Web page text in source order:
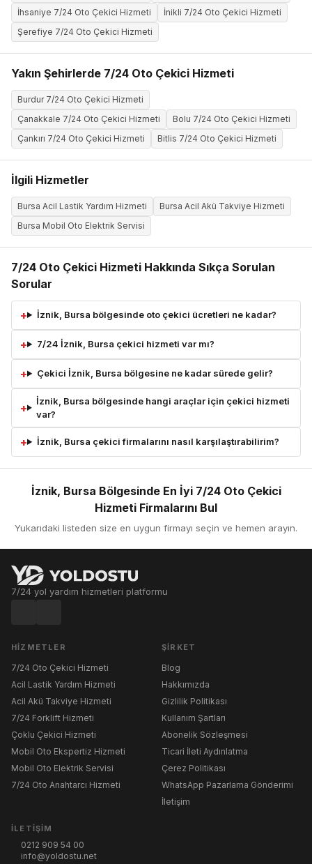
İhsaniye 7/24 Oto Çekici Hizmeti
İnikli 7/24 Oto Çekici Hizmeti
Şerefiye 7/24 Oto Çekici Hizmeti
Yakın Şehirlerde 7/24 Oto Çekici Hizmeti
Burdur 7/24 Oto Çekici Hizmeti
Çanakkale 7/24 Oto Çekici Hizmeti
Bolu 7/24 Oto Çekici Hizmeti
Çankırı 7/24 Oto Çekici Hizmeti
Bitlis 7/24 Oto Çekici Hizmeti
İlgili Hizmetler
Bursa Acil Lastik Yardım Hizmeti
Bursa Acil Akü Takviye Hizmeti
Bursa Mobil Oto Elektrik Servisi
7/24 Oto Çekici Hizmeti Hakkında Sıkça Sorulan
Sorular
İznik, Bursa bölgesinde oto çekici ücretleri ne kadar?
7/24 İznik, Bursa çekici hizmeti var mı?
Çekici İznik, Bursa bölgesine ne kadar sürede gelir?
İznik, Bursa bölgesinde hangi araçlar için çekici hizmeti
var?
İznik, Bursa çekici firmalarını nasıl karşılaştırabilirim?
İznik, Bursa Bölgesinde En İyi 7/24 Oto Çekici
Hizmeti Firmalarını Bul
Yukarıdaki listeden size en uygun firmayı seçin ve hemen arayın.
7/24 yol yardım hizmetleri platformu
HIZMETLER
7/24 Oto Çekici Hizmeti
Acil Lastik Yardım Hizmeti
Acil Akü Takviye Hizmeti
7/24 Forklift Hizmeti
Çoklu Çekici Hizmeti
Mobil Oto Ekspertiz Hizmeti
Mobil Oto Elektrik Servisi
7/24 Oto Anahtarcı Hizmeti
ŞIRKET
Blog
Hakkımızda
Gizlilik Politikası
Kullanım Şartları
Abonelik Sözleşmesi
Ticari İleti Aydınlatma
Çerez Politikası
WhatsApp Pazarlama Gönderimi
İletişim
İLETIŞIM
0212 909 54 00
info@yoldostu.net